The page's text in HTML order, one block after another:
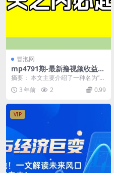
冒泡网
mp4791期-最新撸视频收益，
三天之内必起号，一天保底10
0+【揭秘】(揭秘最新撸视频
收益三天起号，一天保底150
摘要： 本文主要介绍了一种名为”最
新撸视频收益”的盈利模...
3 年前 2 0.99
VIP